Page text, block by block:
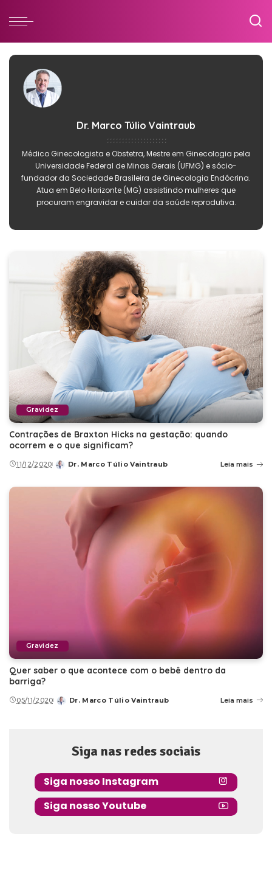
Dr. Marco Túlio Vaintraub
Médico Ginecologista e Obstetra, Mestre em Ginecologia pela
Universidade Federal de Minas Gerais (UFMG) e sócio-
fundador da Sociedade Brasileira de Ginecologia Endócrina.
Atua em Belo Horizonte (MG) assistindo mulheres que
procuram engravidar e cuidar da saúde reprodutiva.
Gravidez
Contrações de Braxton Hicks na gestação: quando
ocorrem e o que significam?
11/12/2020
Posted
Dr. Marco Túlio Vaintraub Leia mais
Gravidez
Quer saber o que acontece com o bebê dentro da
barriga?
05/11/2020
Posted
Dr. Marco Túlio Vaintraub Leia mais
Siga nas redes sociais
Siga nosso Instagram
Siga nosso Youtube